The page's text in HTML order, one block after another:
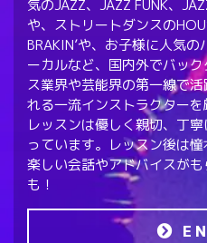
気のJAZZ、JAZZ FUNK、
や、ストリートダンスの
BRAKIN’や、お子様に人気
ーカルなど、国内外でバッ
ス業界や芸能界の第一線で
れる一流インストラクター
レッスンは優しく親切、丁
っています。レッスン後は
楽しい会話やアドバイスが
も！